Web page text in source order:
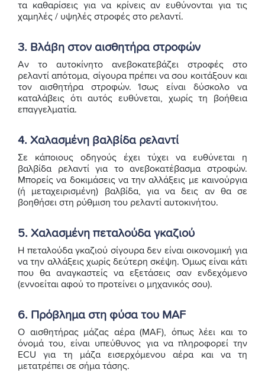
τα καθαρίσεις για να κρίνεις αν ευθύνονται για τις
χαμηλές / υψηλές στροφές στο ρελαντί.
3. Βλάβη στον αισθητήρα στροφών
Αν το αυτοκίνητο ανεβοκατεβάζει στροφές στο
ρελαντί απότομα, σίγουρα πρέπει να σου κοιτάξουν και
τον αισθητήρα στροφών. Ίσως είναι δύσκολο να
καταλάβεις ότι αυτός ευθύνεται, χωρίς τη βοήθεια
επαγγελματία.
4. Χαλασμένη βαλβίδα ρελαντί
Σε κάποιους οδηγούς έχει τύχει να ευθύνεται η
βαλβίδα ρελαντί για το ανεβοκατέβασμα στροφών.
Μπορείς να δοκιμάσεις να την αλλάξεις με καινούργια
(ή μεταχειρισμένη) βαλβίδα, για να δεις αν θα σε
βοηθήσει στη ρύθμιση του ρελαντί αυτοκινήτου.
5. Χαλασμένη πεταλούδα γκαζιού
Η πεταλούδα γκαζιού σίγουρα δεν είναι οικονομική για
να την αλλάξεις χωρίς δεύτερη σκέψη. Όμως είναι κάτι
που θα αναγκαστείς να εξετάσεις σαν ενδεχόμενο
(εννοείται αφού το προτείνει ο μηχανικός σου).
6. Πρόβλημα στη φύσα του MAF
Ο αισθητήρας μάζας αέρα (MAF), όπως λέει και το
όνομά του, είναι υπεύθυνος για να πληροφορεί την
ECU για τη μάζα εισερχόμενου αέρα και να τη
μετατρέπει σε σήμα τάσης.